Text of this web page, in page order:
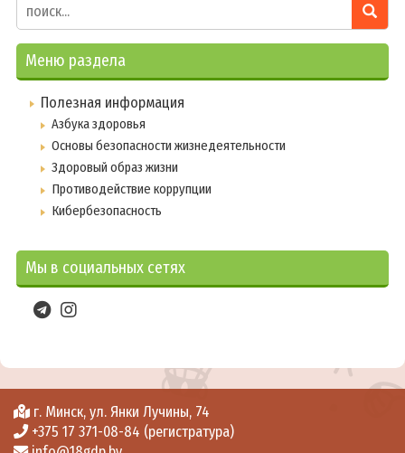
Меню раздела
Полезная информация
Азбука здоровья
Основы безопасности жизнедеятельности
Здоровый образ жизни
Противодействие коррупции
Кибербезопасность
Мы в социальных сетях
г. Минск, ул. Янки Лучины, 74
+375 17 371-08-84 (регистратура)